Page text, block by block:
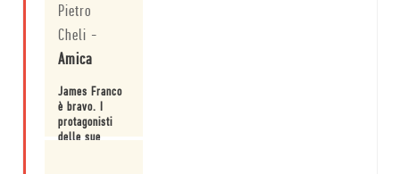
Pietro
Cheli -
Amica
James Franco
è bravo. I
protagonisti
delle sue